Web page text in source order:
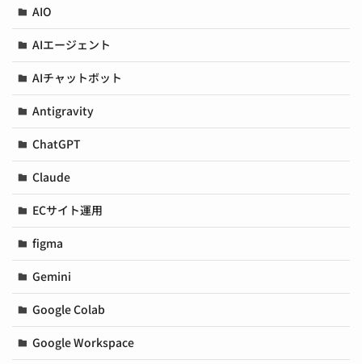
AIO
AIエージェント
AIチャットボット
Antigravity
ChatGPT
Claude
ECサイト運用
figma
Gemini
Google Colab
Google Workspace